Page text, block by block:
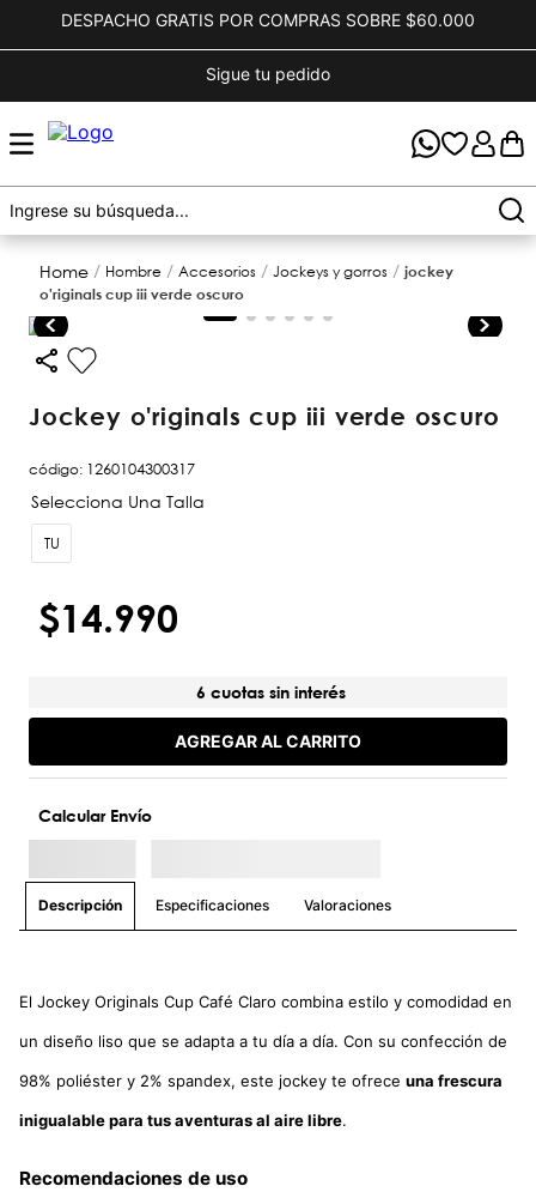
DESPACHO GRATIS POR COMPRAS SOBRE $60.000
Sigue tu pedido
hombre accesorios jockeys y gorros
jockey
o'riginals cup iii verde oscuro
jockey o'riginals cup iii verde oscuro
código: 1260104300317
TU
$14.990
6 cuotas sin interés
AGREGAR AL CARRITO
Calcular Envío
Descripción Especificaciones Valoraciones
El Jockey Originals Cup Café Claro combina estilo y comodidad en
un diseño liso que se adapta a tu día a día. Con su confección de
98% poliéster y 2% spandex, este jockey te ofrece una frescura
inigualable para tus aventuras al aire libre.
Recomendaciones de uso